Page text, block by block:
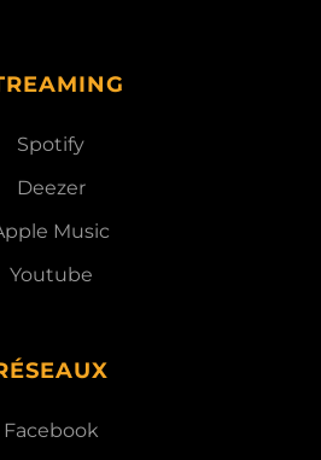
Spotify
Deezer
Music
Youtube
Facebook